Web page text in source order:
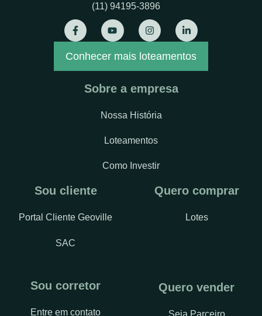
(11) 94195-3896
Conhecer mais loteamentos
Sobre a empresa
Nossa História
Loteamentos
Como Investir
Sou cliente
Portal Cliente Geoville
SAC
Sou corretor
Entre em contato
Quero comprar
Lotes
Quero vender